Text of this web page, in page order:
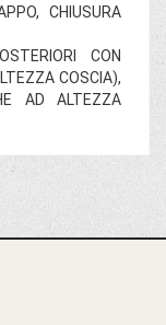
CHIUSURA
CON
COSCIA),
AD ALTEZZA